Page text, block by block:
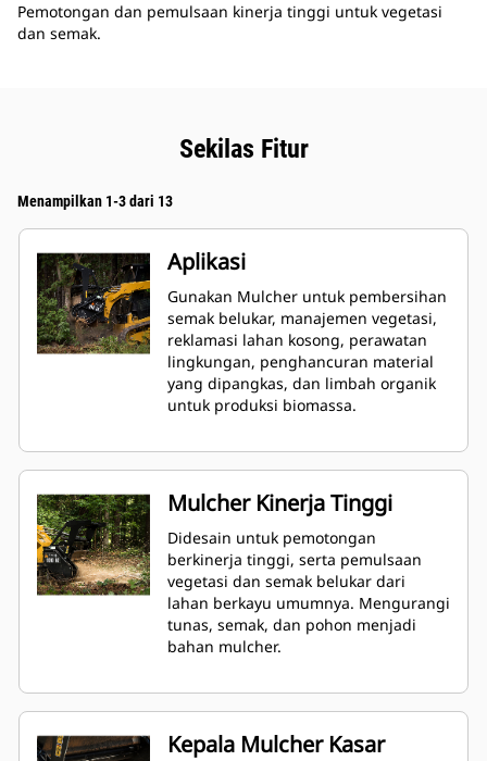
Pemotongan dan pemulsaan kinerja tinggi untuk vegetasi
dan semak.
Sekilas Fitur
Menampilkan 1-3 dari 13
Aplikasi
Gunakan Mulcher untuk pembersihan
semak belukar, manajemen vegetasi,
reklamasi lahan kosong, perawatan
lingkungan, penghancuran material
yang dipangkas, dan limbah organik
untuk produksi biomassa.
Mulcher Kinerja Tinggi
Didesain untuk pemotongan
berkinerja tinggi, serta pemulsaan
vegetasi dan semak belukar dari
lahan berkayu umumnya. Mengurangi
tunas, semak, dan pohon menjadi
bahan mulcher.
Kepala Mulcher Kasar